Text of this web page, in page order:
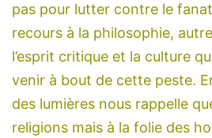
pas pour lutter contre le
recours à la philosophie,
l’esprit critique et la culture
venir à bout de cette peste.
des lumières nous rappelle
religions mais à la folie des